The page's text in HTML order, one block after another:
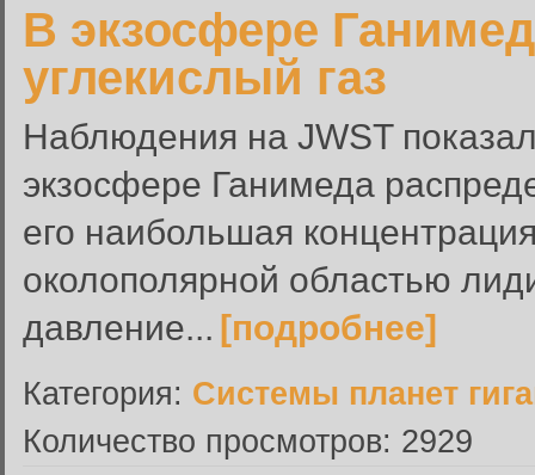
В экзосфере
углекислый газ
Наблюдения на JWST
экзосфере Ганимеда
его наибольшая
околополярной областью
давление... [подробнее]
Категория: Системы планет
Количество просмотров: 2929